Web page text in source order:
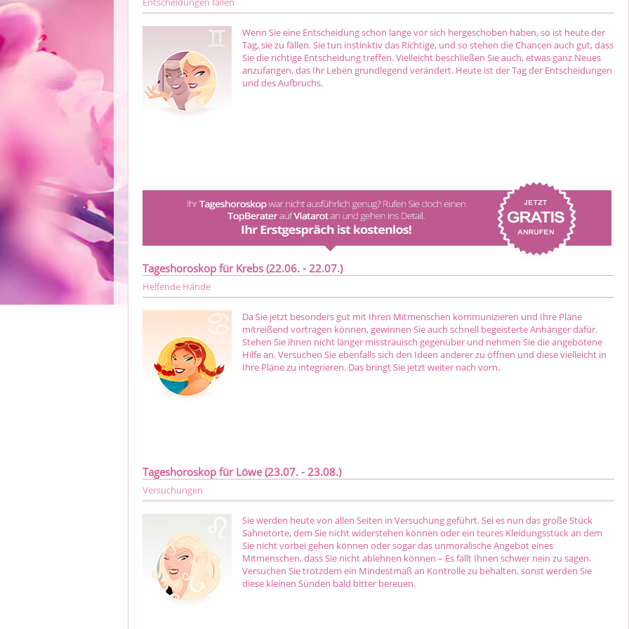
Wenn Sie eine Entscheidung schon lange vor sich hergeschoben haben, so ist heute der
Tag, sie zu fällen. Sie tun instinktiv das Richtige, und so stehen die Chancen auch gut, dass
Sie die richtige Entscheidung treffen. Vielleicht beschließen Sie auch, etwas ganz Neues
anzufangen, das Ihr Leben grundlegend verändert. Heute ist der Tag der Entscheidungen
und des Aufbruchs.
Tageshoroskop für Krebs (22.06. - 22.07.)
Helfende Hände
Da Sie jetzt besonders gut mit Ihren Mitmenschen kommunizieren und Ihre Pläne
mitreißend vortragen können, gewinnen Sie auch schnell begeisterte Anhänger dafür.
Stehen Sie ihnen nicht länger misstrauisch gegenüber und nehmen Sie die angebotene
Hilfe an. Versuchen Sie ebenfalls sich den Ideen anderer zu öffnen und diese vielleicht in
Ihre Pläne zu integrieren. Das bringt Sie jetzt weiter nach vorn.
Tageshoroskop für Löwe (23.07. - 23.08.)
Versuchungen
Sie werden heute von allen Seiten in Versuchung geführt. Sei es nun das große Stück
Sahnetorte, dem Sie nicht widerstehen können oder ein teures Kleidungsstück an dem
Sie nicht vorbei gehen können oder sogar das unmoralische Angebot eines
Mitmenschen, dass Sie nicht ablehnen können – Es fällt Ihnen schwer nein zu sagen.
Versuchen Sie trotzdem ein Mindestmaß an Kontrolle zu behalten, sonst werden Sie
diese kleinen Sünden bald bitter bereuen.